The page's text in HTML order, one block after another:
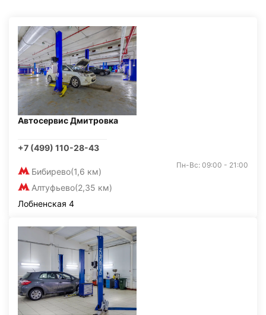
Автосервис Дмитровка
+7 (499) 110-28-43
Бибирево(1,6 км)
Алтуфьево(2,35 км)
Пн-Вс: 09:00 - 21:00
Лобненская 4